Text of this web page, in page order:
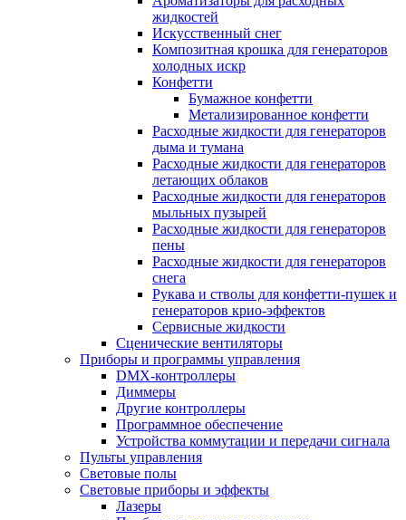
жидкостей
Искусственный снег
Композитная крошка для генераторов
холодных искр
Конфетти
Бумажное конфетти
Метализированное конфетти
Расходные жидкости для генераторов
дыма и тумана
Расходные жидкости для генераторов
летающих облаков
Расходные жидкости для генераторов
мыльных пузырей
Расходные жидкости для генераторов
пены
Расходные жидкости для генераторов
снега
Рукава и стволы для конфетти-пушек и
генераторов крио-эффектов
Сервисные жидкости
Сценические вентиляторы
Приборы и программы управления
DMX-контроллеры
Диммеры
Другие контроллеры
Программное обеспечение
Устройства коммутации и передачи сигнала
Пульты управления
Световые полы
Световые приборы и эффекты
Лазеры